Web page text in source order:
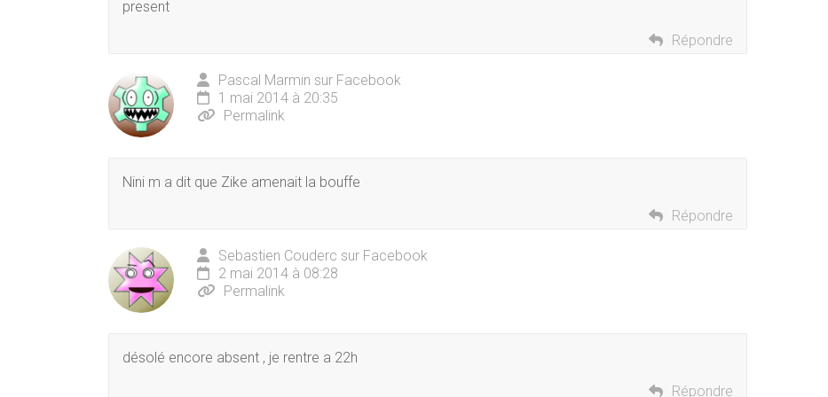
present
Répondre
Pascal Marmin sur Facebook
1 mai 2014 à 20:35
Permalink
Nini m a dit que Zike amenait la bouffe
Répondre
Sebastien Couderc sur Facebook
2 mai 2014 à 08:28
Permalink
désolé encore absent , je rentre a 22h
Répondre